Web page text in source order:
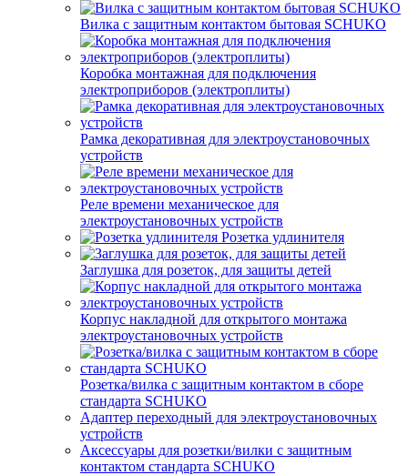
Вилка с защитным контактом бытовая SCHUKO
Коробка монтажная для подключения
электроприборов (электроплиты)
Рамка декоративная для электроустановочных
устройств
Реле времени механическое для
электроустановочных устройств
Розетка удлинителя
Заглушка для розеток, для защиты детей
Корпус накладной для открытого монтажа
электроустановочных устройств
Розетка/вилка с защитным контактом в сборе
стандарта SCHUKO
Адаптер переходный для электроустановочных
устройств
Аксессуары для розетки/вилки с защитным
контактом стандарта SCHUKO